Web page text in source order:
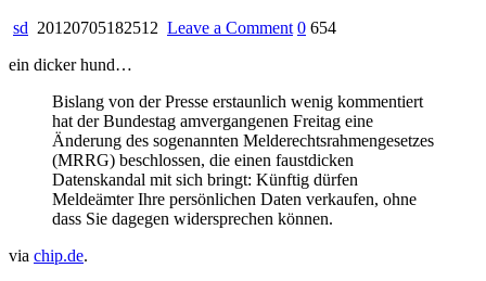
sd 20120705182512 Leave a Commenton
0 654
ein dicker hund…
Bislang von der Presse erstaunlich wenig kommentiert
hat der Bundestag amvergangenen Freitag eine
Änderung des sogenannten Melderechtsrahmengesetzes
(MRRG) beschlossen, die einen faustdicken
Datenskandal mit sich bringt: Künftig dürfen
Meldeämter Ihre persönlichen Daten verkaufen, ohne
dass Sie dagegen widersprechen können.
via chip.de.